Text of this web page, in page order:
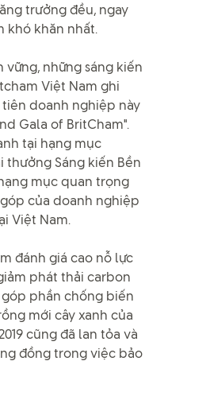
trưởng đều, ngay
khó khăn nhất.
những sáng kiến
Việt Nam ghi
doanh nghiệp này
Gala of BritCham".
tại hạng mục
thưởng Sáng kiến Bền
mục quan trọng
của doanh nghiệp
Việt Nam.
đánh giá cao nỗ lực
phát thải carbon
phần chống biến
mới cây xanh của
cũng đã lan tỏa và
đồng trong việc bảo